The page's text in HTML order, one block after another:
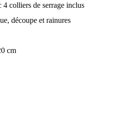
colliers de serrage inclus
découpe et rainures
cm